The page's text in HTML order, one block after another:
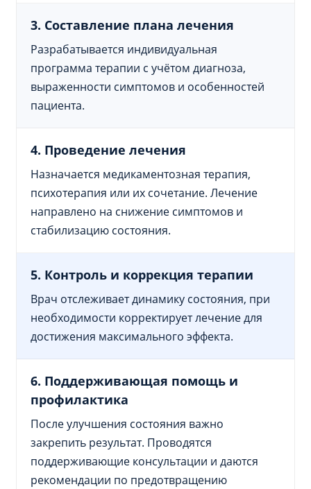
3. Составление плана лечения
Разрабатывается индивидуальная
программа терапии с учётом диагноза,
выраженности симптомов и особенностей
пациента.
4. Проведение лечения
Назначается медикаментозная терапия,
психотерапия или их сочетание. Лечение
направлено на снижение симптомов и
стабилизацию состояния.
5. Контроль и коррекция терапии
Врач отслеживает динамику состояния, при
необходимости корректирует лечение для
достижения максимального эффекта.
6. Поддерживающая помощь и
профилактика
После улучшения состояния важно
закрепить результат. Проводятся
поддерживающие консультации и даются
рекомендации по предотвращению